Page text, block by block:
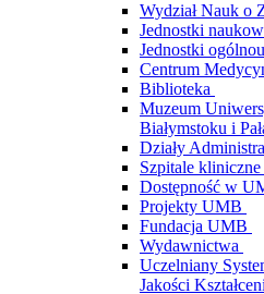
Wydział Nauk o
Jednostki
Jednostki
Centrum
Biblioteka
Muzeum
Białymstoku i
Działy
Szpitale kliniczne
Dostępność w
Projekty UMB
Fundacja UMB
Wydawnictwa
Uczelniany
Jakości